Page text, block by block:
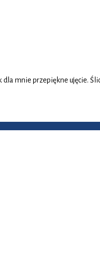
mnie przepiękne ujęcie.